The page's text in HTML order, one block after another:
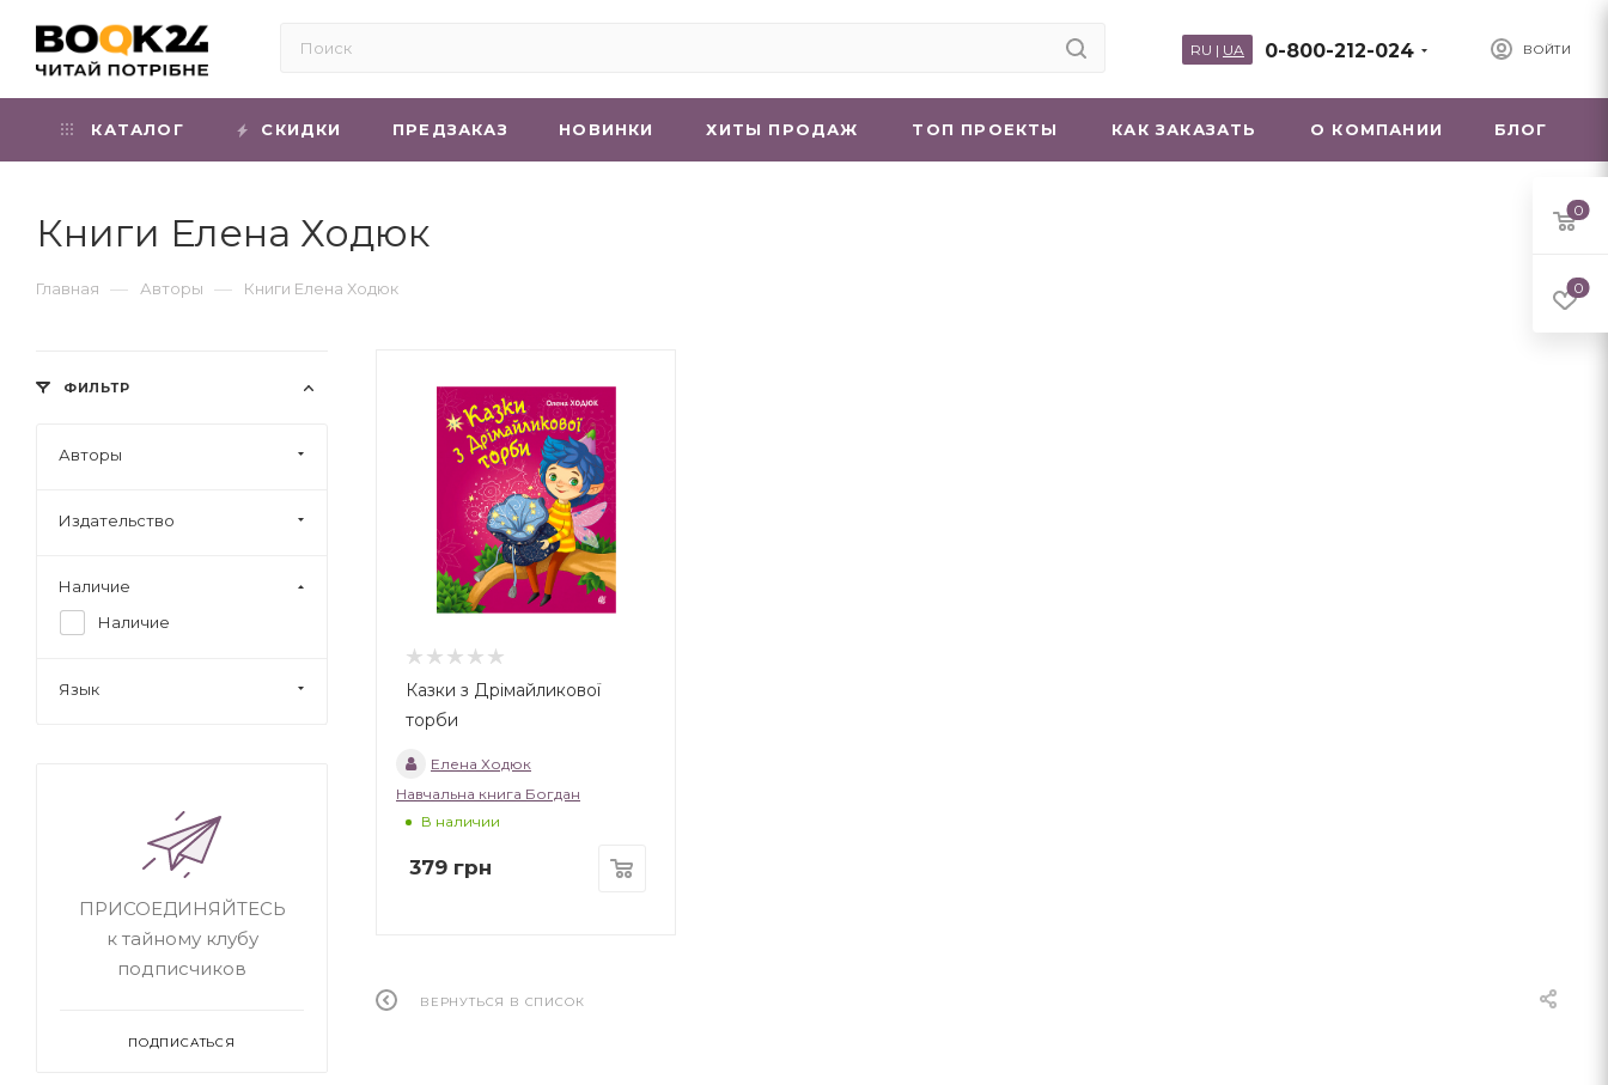
ВОЙТИ
0-800-212-024
RU | UA
КАТАЛОГ СКИДКИ ПРЕДЗАКАЗ НОВИНКИ ХИТЫ ПРОДАЖ ТОП ПРОЕКТЫ КАК ЗАКАЗАТЬ О КОМПАНИИ БЛОГ
Книги Елена Ходюк
Главная — Авторы — Книги Елена Ходюк
Казки з Дрімайликової
торби
Елена Ходюк
Навчальна книга Богдан
В наличии
379 грн
ВЕРНУТЬСЯ В СПИСОК
ФИЛЬТР
Авторы
Издательство
Наличие
Наличие
Язык
ПРИСОЕДИНЯЙТЕСЬ
к тайному клубу
подписчиков
ПОДПИСАТЬСЯ
0
0